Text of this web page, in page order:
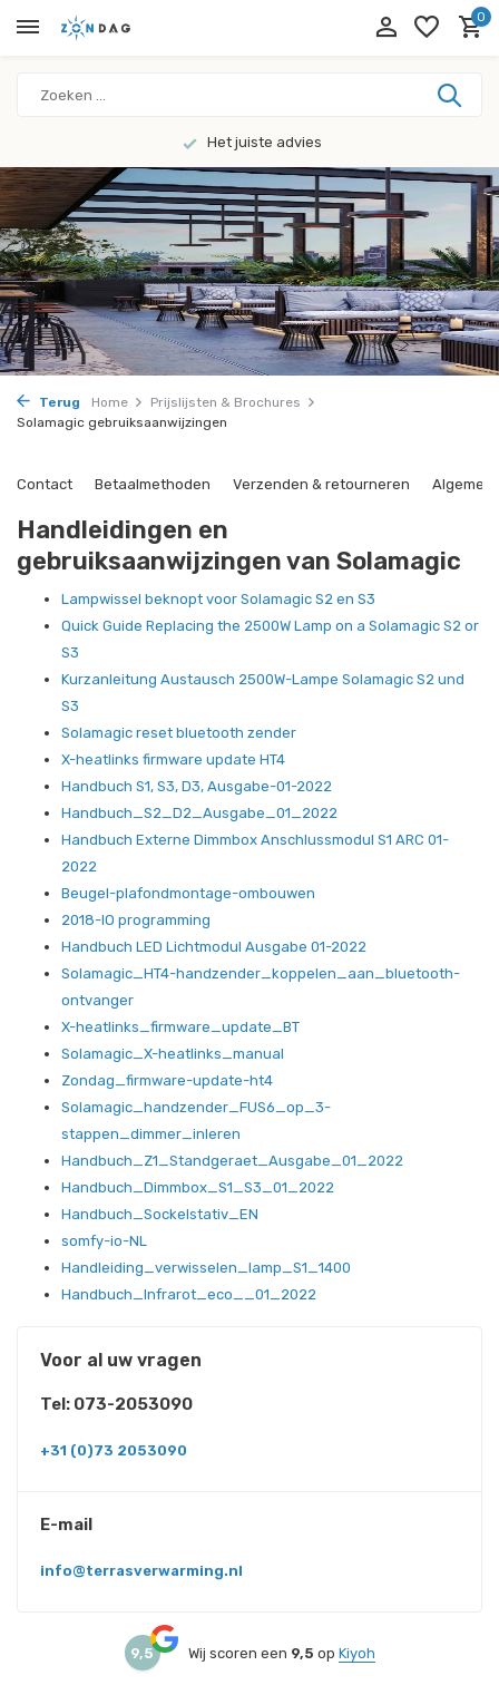
0
Het juiste advies
Terug Home
Prijslijsten & Brochures
Solamagic gebruiksaanwijzingen
Contact Betaalmethoden Verzenden & retourneren
Handleidingen en
gebruiksaanwijzingen van Solamagic
Lampwissel beknopt voor Solamagic S2 en S3
Quick Guide Replacing the 2500W Lamp on a Solamagic S2 or
S3
Kurzanleitung Austausch 2500W-Lampe Solamagic S2 und
S3
Solamagic reset bluetooth zender
X-heatlinks firmware update HT4
Handbuch S1, S3, D3, Ausgabe-01-2022
Handbuch_S2_D2_Ausgabe_01_2022
Handbuch Externe Dimmbox Anschlussmodul S1 ARC 01-
2022
Beugel-plafondmontage-ombouwen
2018-IO programming
Handbuch LED Lichtmodul Ausgabe 01-2022
Solamagic_HT4-handzender_koppelen_aan_bluetooth-
ontvanger
X-heatlinks_firmware_update_BT
Solamagic_X-heatlinks_manual
Zondag_firmware-update-ht4
Solamagic_handzender_FUS6_op_3-
stappen_dimmer_inleren
Handbuch_Z1_Standgeraet_Ausgabe_01_2022
Handbuch_Dimmbox_S1_S3_01_2022
Handbuch_Sockelstativ_EN
somfy-io-NL
Handleiding_verwisselen_lamp_S1_1400
Handbuch_Infrarot_eco__01_2022
Voor al uw vragen
Tel: 073-2053090
+31 (0)73 2053090
E-mail
info@terrasverwarming.nl
9,5 Wij scoren een 9,5 op Kiyoh